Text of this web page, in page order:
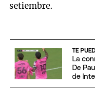
setiembre.
TE
La
De
de